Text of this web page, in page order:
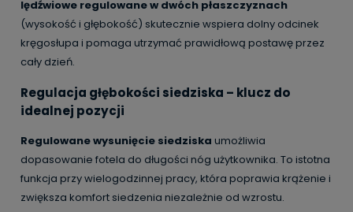
lędźwiowe regulowane w dwóch płaszczyznach
(wysokość i głębokość) skutecznie wspiera dolny odcinek
kręgosłupa i pomaga utrzymać prawidłową postawę przez
cały dzień.
Regulacja głębokości siedziska – klucz do
idealnej pozycji
Regulowane wysunięcie siedziska umożliwia
dopasowanie fotela do długości nóg użytkownika. To istotna
funkcja przy wielogodzinnej pracy, która poprawia krążenie i
zwiększa komfort siedzenia niezależnie od wzrostu.